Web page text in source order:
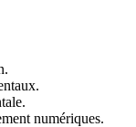
numériques.